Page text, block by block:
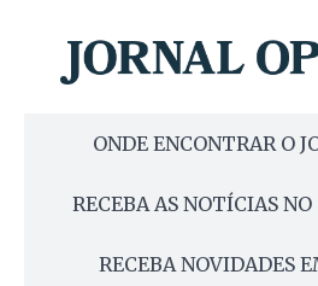
ONDE ENCONTRAR O
RECEBA AS NOTÍCIAS
RECEBA NOVIDADES